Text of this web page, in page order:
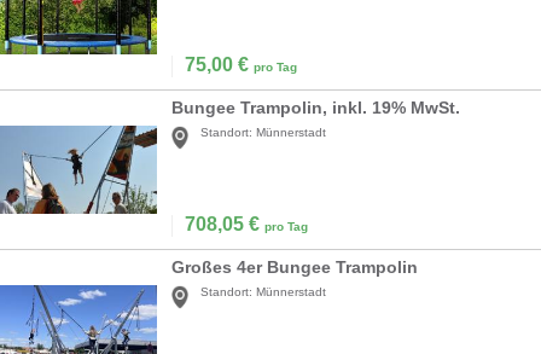
75,00 € pro Tag
Bungee Trampolin, inkl. 19% MwSt.
Standort: Münnerstadt
708,05 € pro Tag
Großes 4er Bungee Trampolin
Standort: Münnerstadt